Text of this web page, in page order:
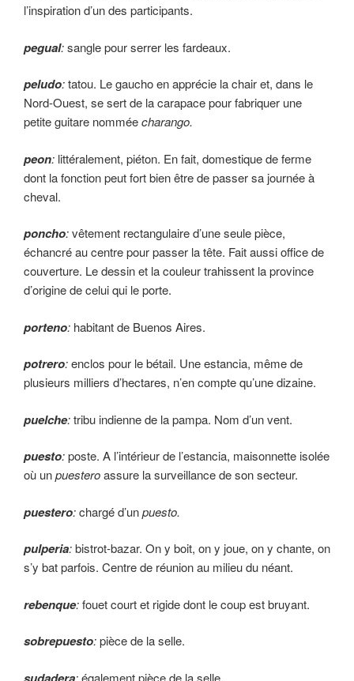
l’inspiration d’un des participants.
pegual:sangle pour serrer les fardeaux.
peludo:tatou. Le gaucho en apprécie la chair et, dans le
Nord-Ouest, se sert de la carapace pour fabriquer une
petite guitare nomméecharango.
peon: littéralement, piéton. En fait, domes­tique de ferme
dont la fonction peut fort bien être de passer sa journée à
cheval.
poncho:vêtement rectangulaire d’une seule pièce,
échancré au centre pour passer la tête. Fait aussi office de
couverture. Le dessin et la couleur trahissent la province
d’origine de celui qui le porte.
porteno: habitant de Buenos Aires.
potrero:enclos pour le bétail. Une estancia, même de
plusieurs milliers d’hectares, n’en compte qu’une dizaine.
puelche:tribu indienne de la pampa. Nom d’un vent.
puesto:poste. A l’intérieur de l’estancia, maisonnette isolée
où unpuesteroassure la surveillance de son secteur.
puestero:chargé d’unpuesto.
pulperia:bistrot-bazar. On y boit, on y joue, on y chante, on
s’y bat parfois. Centre de réu­nion au milieu du néant.
rebenque:fouet court et rigide dont le coup est bruyant.
sobrepuesto:pièce de la selle.
sudadera:également pièce de la selle.